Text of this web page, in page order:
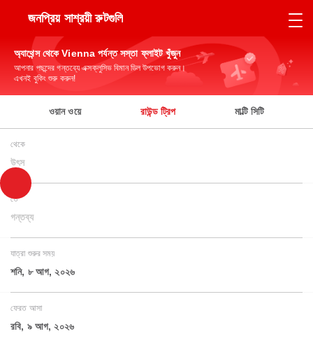
জনপ্রিয় সাশ্রয়ী রুটগুলি
অ্যাথেন্স থেকে Vienna পর্যন্ত সস্তা ফ্লাইট খুঁজুন
আপনার পছন্দের গন্তব্যে এক্সক্লুসিভ বিমান ডিল উপভোগ করুন।
এখনই বুকিং শুরু করুন!
ওয়ান ওয়ে রাউন্ড ট্রিপ মাল্টি সিটি
থেকে
উৎস
তে
গন্তব্য
যাত্রা শুরুর সময়
শনি, ৮ আগ, ২০২৬
ফেরত আসা
রবি, ৯ আগ, ২০২৬